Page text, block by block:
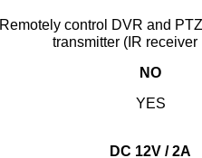
Remotely control DVR and
transmitter (IR receiver
NO
YES
DC 12V / 2A